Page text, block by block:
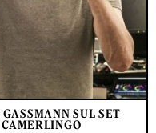
SUL SET